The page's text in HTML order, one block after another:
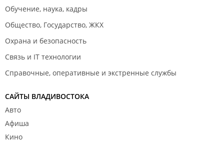
Обучение, наука, кадры
Общество, Государство, ЖКХ
Охрана и безопасность
Связь и IT технологии
Справочные, оперативные и экстренные службы
САЙТЫ ВЛАДИВОСТОКА
Авто
Афиша
Кино